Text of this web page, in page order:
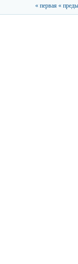
« первая «